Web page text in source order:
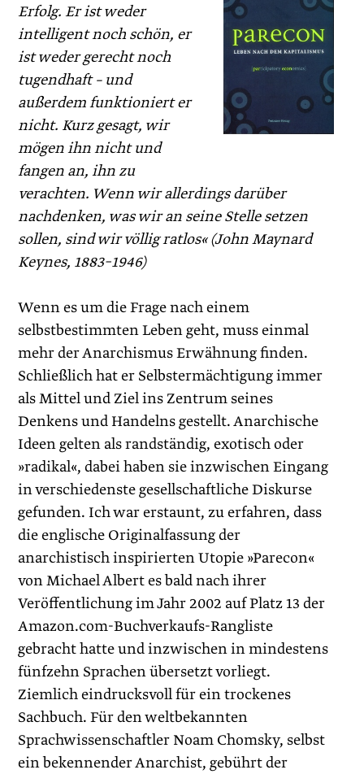
Erfolg. Er ist weder
intelligent noch schön, er
ist weder gerecht noch
tugendhaft – und
außerdem funktioniert er
nicht. Kurz gesagt, wir
mögen ihn nicht und
fangen an, ihn zu
verachten. Wenn wir allerdings darüber
nachdenken, was wir an seine Stelle setzen
sollen, sind wir völlig ratlos« (John Maynard
Keynes, 1883–1946)
Wenn es um die Frage nach einem
selbstbestimmten Leben geht, muss einmal
mehr der Anarchismus Erwähnung finden.
Schließlich hat er Selbstermächtigung immer
als Mittel und Ziel ins Zentrum seines
Denkens und Handelns gestellt. Anarchische
Ideen gelten als randständig, exotisch oder
»radikal«, dabei haben sie inzwischen Eingang
in verschiedenste gesellschaftliche Diskurse
gefunden. Ich war erstaunt, zu erfahren, dass
die englische Originalfassung der
anarchistisch inspirierten Utopie »Parecon«
von Michael Albert es bald nach ihrer
Veröffentlichung im Jahr 2002 auf Platz 13 der
Amazon.com-Buchverkaufs-Rangliste
gebracht hatte und inzwischen in mindestens
fünfzehn Sprachen übersetzt vorliegt.
Ziemlich eindrucksvoll für ein trockenes
Sachbuch. Für den weltbekannten
Sprachwissenschaftler Noam Chomsky, selbst
ein bekennender Anarchist, gebührt der